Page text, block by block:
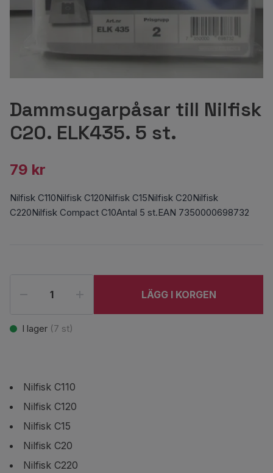
Dammsugarpåsar till Nilfisk
C20. ELK435. 5 st.
79 kr
Nilfisk C110Nilfisk C120Nilfisk C15Nilfisk C20Nilfisk
C220Nilfisk Compact C10Antal 5 st.EAN 7350000698732
LÄGG I KORGEN
I lager (7 st)
Nilfisk C110
Nilfisk C120
Nilfisk C15
Nilfisk C20
Nilfisk C220